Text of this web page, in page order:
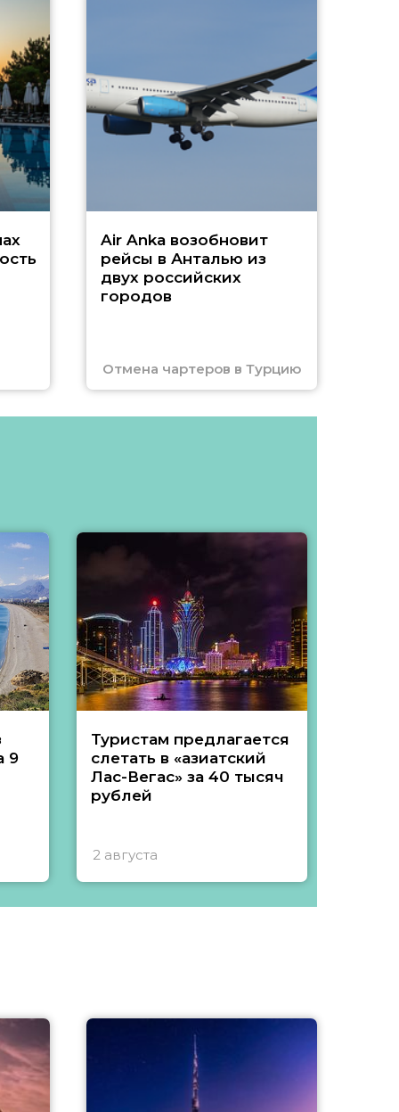
Air Anka возобновит
рейсы в Анталью из
двух российских
городов
Отмена чартеров в Турцию
9
Туристам предлагается
слетать в «азиатский
Лас-Вегас» за 40 тысяч
рублей
2 августа